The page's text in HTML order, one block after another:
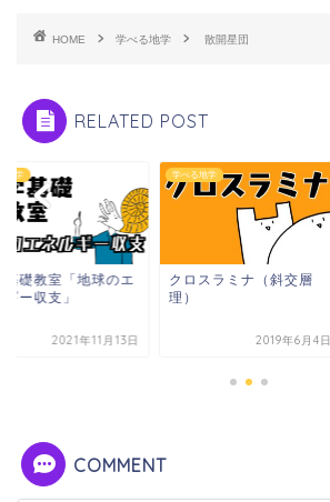
HOME 学べる地学 散開星団
RELATED POST
地学
基礎教室「地球のエ
ー収支」
2021年11月13日
学べる地学
クロスラミナ（斜交層
理）
2019年6月4日
COMMENT